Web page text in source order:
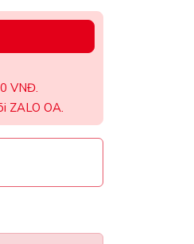
VNĐ.
ZALO OA.